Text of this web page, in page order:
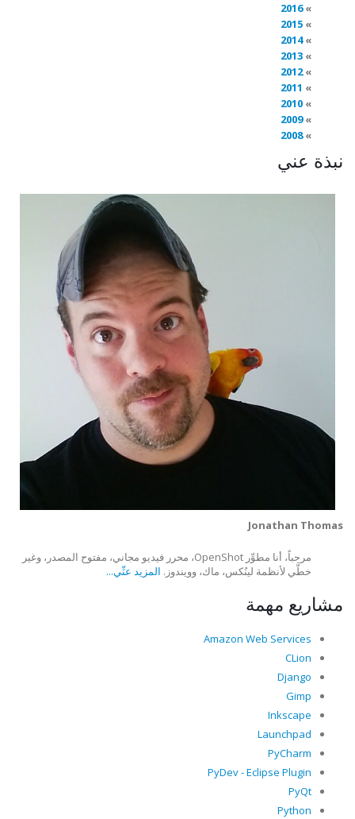
2016
2015
2014
2013
2012
2011
2010
2009
2008
نبذة عني
Jonathan Thomas
مرحباً، أنا مطوِّر OpenShot، محرر فيديو مجاني، مفتوح المصدر، وغير
خطَّي لأنظمة لينُكس، ماك، وويندوز. المزيد عنِّي...
مشاريع مهمة
Amazon Web Services
CLion
Django
Gimp
Inkscape
Launchpad
PyCharm
PyDev - Eclipse Plugin
PyQt
Python